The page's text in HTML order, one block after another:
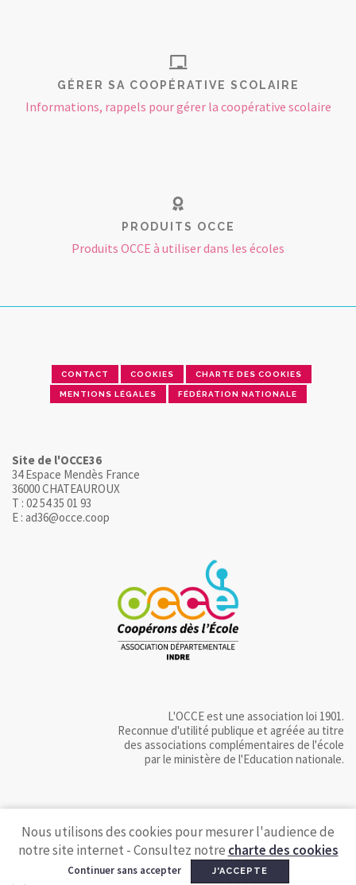
GÉRER SA COOPÉRATIVE SCOLAIRE
Informations, rappels pour gérer la coopérative scolaire
PRODUITS OCCE
Produits OCCE à utiliser dans les écoles
CONTACT COOKIES CHARTE DES COOKIES
MENTIONS LÉGALES FÉDÉRATION NATIONALE
Site de l'OCCE36
34 Espace Mendès France
36000 CHATEAUROUX
T : 02 54 35 01 93
E : ad36@occe.coop
L'OCCE est une association loi 1901.
Reconnue d'utilité publique et agréée au titre
des associations complémentaires de l'école
par le ministère de l'Education nationale.
Nous utilisons des cookies pour mesurer l'audience de
notre site internet - Consultez notre charte des cookies
Continuer sans accepter J'ACCEPTE